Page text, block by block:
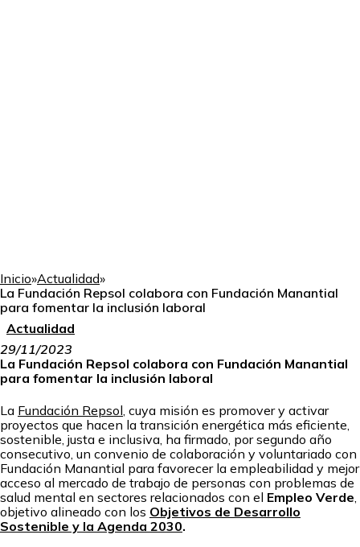
Inicio»Actualidad»
La Fundación Repsol colabora con Fundación Manantial
para fomentar la inclusión laboral
Actualidad
29/11/2023
La Fundación Repsol colabora con Fundación Manantial
para fomentar la inclusión laboral
La Fundación Repsol, cuya misión es promover y activar
proyectos que hacen la transición energética más eficiente,
sostenible, justa e inclusiva​, ha firmado, por segundo año
consecutivo, un convenio de colaboración y voluntariado con
Fundación Manantial para favorecer la empleabilidad y mejor
acceso al mercado de trabajo de personas con problemas de
salud mental en sectores relacionados con el Empleo Verde,
objetivo alineado con los Objetivos de Desarrollo
Sostenible y la Agenda 2030.